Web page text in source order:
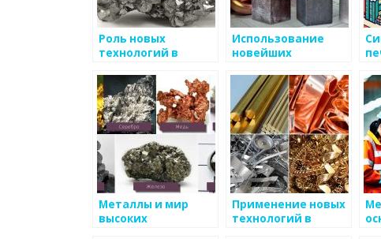
Роль новых
технологий в
металлоизделий
Использование
новейших
продаже
металлоизделий
Металлы и мир
высоких
Применение новых
технологий в